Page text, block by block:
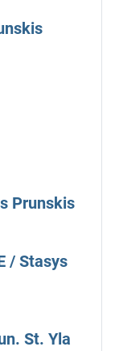
Prunskis
/ Stasys
St. Yla